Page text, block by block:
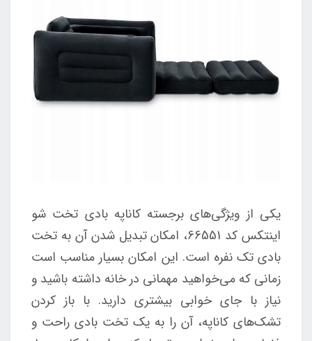
یکی از ویژگی‌های برجسته کاناپه بادی تخت شو
اینتکس کد 66551، امکان تبدیل شدن آن به تخت
بادی تک نفره است. این امکان بسیار مناسب است
زمانی که می‌خواهید مهمانی در خانه داشته باشید و
نیاز با جای خوابی بیشتری دارید. با باز کردن
تشک‌های کاناپه، آن را به یک تخت بادی راحت و